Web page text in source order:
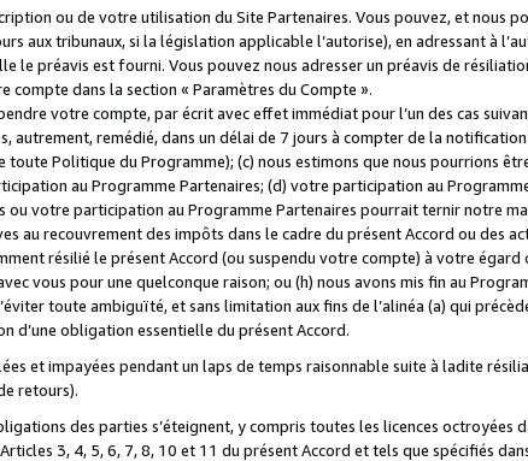
ou de votre utilisation du Site Partenaires. Vous pouvez, et nous
aux tribunaux, si la législation applicable l’autorise), en adressant à
le préavis est fourni. Vous pouvez nous adresser un préavis de
compte dans la section « Paramètres du Compte ».
votre compte, par écrit avec effet immédiat pour l’un des cas
autrement, remédié, dans un délai de 7 jours à compter de la
Politique du Programme); (c) nous estimons que nous pourrions
au Programme Partenaires; (d) votre participation au
ou votre participation au Programme Partenaires pourrait ternir notre
au recouvrement des impôts dans le cadre du présent Accord ou des
résilié le présent Accord (ou suspendu votre compte) à votre
vous pour une quelconque raison; ou (h) nous avons mis fin au
toute ambiguïté, et sans limitation aux fins de l’alinéa (a) qui
d’une obligation essentielle du présent Accord.
et impayées pendant un laps de temps raisonnable suite à ladite
retours).
des parties s’éteignent, y compris toutes les licences octroyées
3, 4, 5, 6, 7, 8, 10 et 11 du présent Accord et tels que spécifiés